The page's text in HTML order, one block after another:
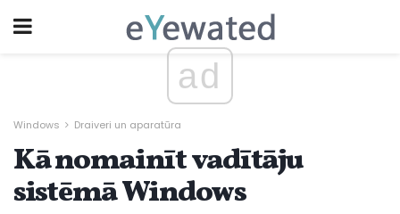
ad
Windows Draiveri un aparatūra
Kā nomainīt vadītāju
sistēmā Windows